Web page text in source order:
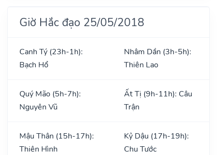
Giờ Hắc đạo 25/05/2018
Canh Tý (23h-1h):
Bạch Hổ
Nhâm Dần (3h-5h):
Thiên Lao
Quý Mão (5h-7h):
Nguyên Vũ
Ất Tị (9h-11h): Câu
Trận
Mậu Thân (15h-17h):
Thiên Hình
Kỷ Dậu (17h-19h):
Chu Tước